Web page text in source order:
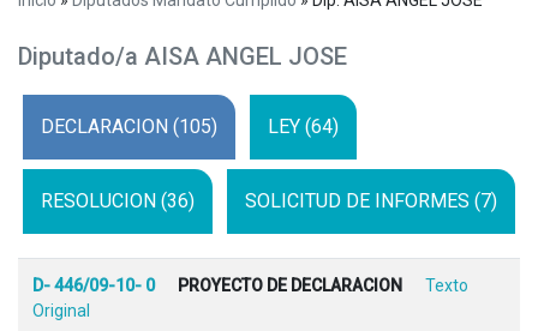
Diputado/a AISA ANGEL JOSE
DECLARACION (105) LEY (64)
RESOLUCION (36) SOLICITUD DE INFORMES (7)
D- 446/09-10- 0 PROYECTO DE DECLARACION
Texto
Original